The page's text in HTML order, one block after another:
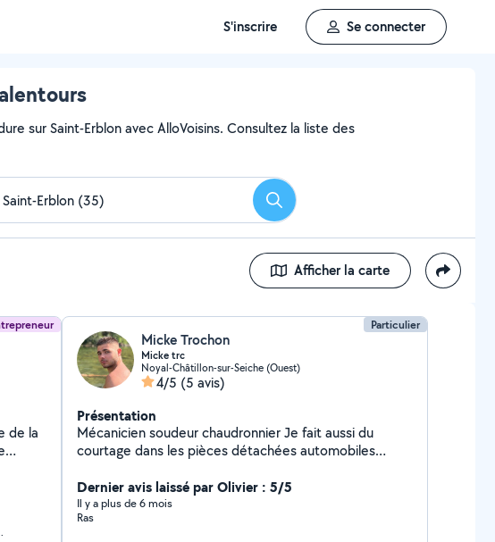
S'inscrire Se connecter
sur Saint-Erblon avec AlloVoisins. Consultez la liste des
Rechercher
Afficher la carte
de la
Particulier
Micke Trochon
Micke trc
Noyal-Châtillon-sur-Seiche (Ouest)
4/5 (5 avis)
Présentation
Mécanicien soudeur chaudronnier Je fait aussi du
courtage dans les pièces détachées automobiles
Dernier avis laissé par Olivier : 5/5
Il y a plus de 6 mois
Ras